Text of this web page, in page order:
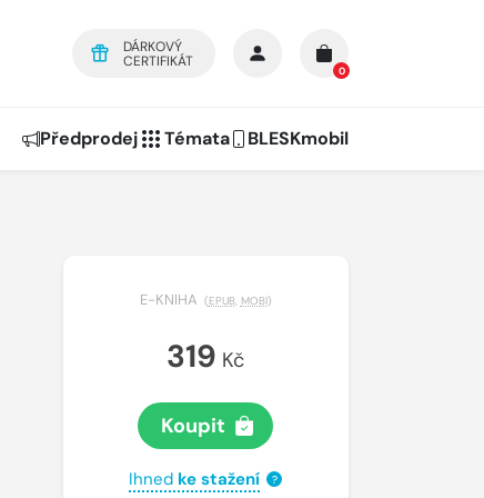
DÁRKOVÝ
CERTIFIKÁT
0
Předprodej Témata BLESKmobil
E-KNIHA (EPUB, MOBI)
319 Kč
Koupit
Ihned ke stažení ?